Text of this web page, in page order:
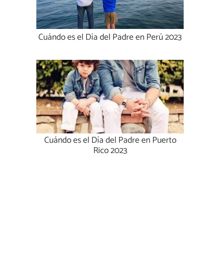
Cuándo es el Día del Padre en Perú 2023
Cuándo es el Día del Padre en Puerto
Rico 2023